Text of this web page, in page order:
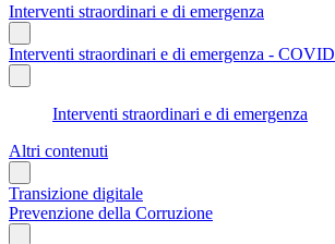
Interventi straordinari e di emergenza
Interventi straordinari e di emergenza - COVID
Interventi straordinari e di emergenza
Altri contenuti
Transizione digitale
Prevenzione della Corruzione